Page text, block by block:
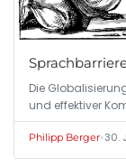
Die
und effektiver
Philipp Berger•30.